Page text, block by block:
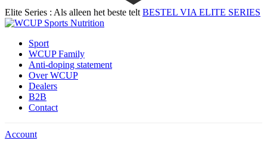
Elite Series : Als alleen het beste telt BESTEL VIA ELITE SERIES
Sport
WCUP Family
Anti-doping statement
Over WCUP
Dealers
B2B
Contact
Account